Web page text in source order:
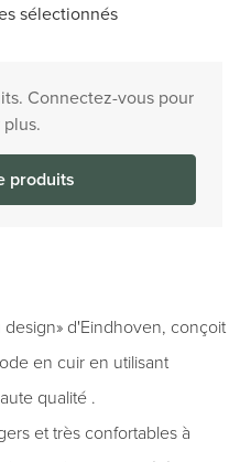
sélectionnés
Connectez-vous pour
produits
design» d'Eindhoven, conçoit
en cuir en utilisant
qualité .
et très confortables à